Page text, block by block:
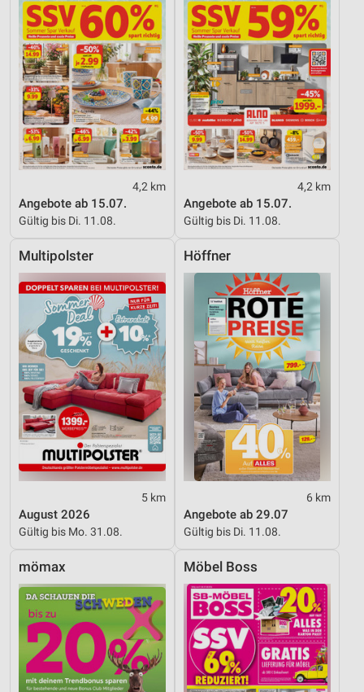
4,2 km
Angebote ab 15.07.
Gültig bis Di. 11.08.
4,2 km
Angebote ab 15.07.
Gültig bis Di. 11.08.
Multipolster
5 km
August 2026
Gültig bis Mo. 31.08.
Höffner
6 km
Angebote ab 29.07
Gültig bis Di. 11.08.
mömax Möbel Boss